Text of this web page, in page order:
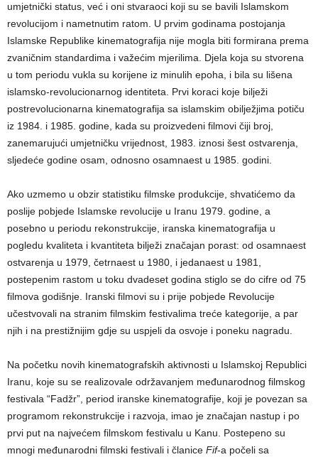
umjetnički status, već i oni stvaraoci koji su se bavili Islamskom
revolucijom i nametnutim ratom. U prvim godinama postojanja
Islamske Republike kinematografija nije mogla biti formirana prema
zvaničnim standardima i važećim mjerilima. Djela koja su stvorena
u tom periodu vukla su korijene iz minulih epoha, i bila su lišena
islamsko-revolucionarnog identiteta. Prvi koraci koje bilježi
postrevolucionarna kinematografija sa islamskim obilježjima potiču
iz 1984. i 1985. godine, kada su proizvedeni filmovi čiji broj,
zanemarujući umjetničku vrijednost, 1983. iznosi šest ostvarenja,
sljedeće godine osam, odnosno osamnaest u 1985. godini.
Ako uzmemo u obzir statistiku filmske produkcije, shvatićemo da
poslije pobjede Islamske revolucije u Iranu 1979. godine, a
posebno u periodu rekonstrukcije, iranska kinematografija u
pogledu kvaliteta i kvantiteta bilježi značajan porast: od osamnaest
ostvarenja u 1979, četrnaest u 1980, i jedanaest u 1981,
postepenim rastom u toku dvadeset godina stiglo se do cifre od 75
filmova godišnje. Iranski filmovi su i prije pobjede Revolucije
učestvovali na stranim filmskim festivalima treće kategorije, a par
njih i na prestižnijim gdje su uspjeli da osvoje i poneku nagradu.
Na početku novih kinematografskih aktivnosti u Islamskoj Republici
Iranu, koje su se realizovale održavanjem međunarodnog filmskog
festivala “Fadžr”, period iranske kinematografije, koji je povezan sa
programom rekonstrukcije i razvoja, imao je značajan nastup i po
prvi put na najvećem filmskom festivalu u Kanu. Postepeno su
mnogi međunarodni filmski festivali i članice Fif-a počeli sa